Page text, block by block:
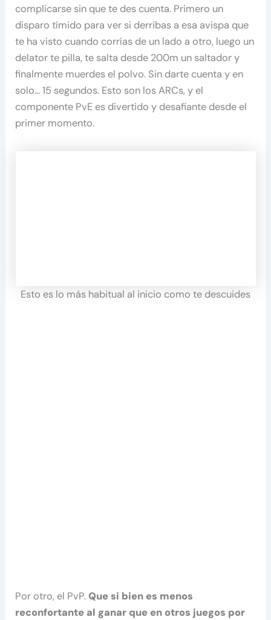
complicarse sin que te des cuenta. Primero un
disparo tímido para ver si derribas a esa avispa que
te ha visto cuando corrías de un lado a otro, luego un
delator te pilla, te salta desde 200m un saltador y
finalmente muerdes el polvo. Sin darte cuenta y en
solo… 15 segundos. Esto son los ARCs, y el
componente PvE es divertido y desafiante desde el
primer momento.
Esto es lo más habitual al inicio como te descuides
Por otro, el PvP.Que si bien es menos
reconfortante al ganar que en otros juegos por